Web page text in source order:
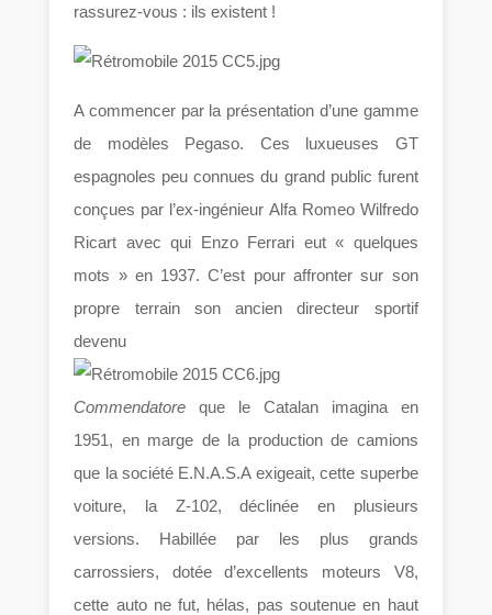
rassurez-vous : ils existent !
A commencer par la présentation d’une gamme
de modèles Pegaso. Ces luxueuses GT
espagnoles peu connues du grand public furent
conçues par l’ex-ingénieur Alfa Romeo Wilfredo
Ricart avec qui Enzo Ferrari eut « quelques
mots » en 1937. C’est pour affronter sur son
propre terrain son ancien directeur sportif
devenu
Commendatore que le Catalan imagina en
1951, en marge de la production de camions
que la société E.N.A.S.A exigeait, cette superbe
voiture, la Z-102, déclinée en plusieurs
versions. Habillée par les plus grands
carrossiers, dotée d’excellents moteurs V8,
cette auto ne fut, hélas, pas soutenue en haut